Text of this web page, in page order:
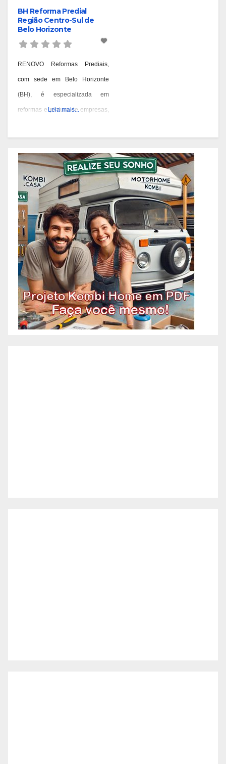
BH Reforma Predial
Região Centro-Sul de
Belo Horizonte
RENOVO Reformas Prediais,
com sede em Belo Horizonte
(BH), é especializada em
reformas e pintura de empresas,
experiência desde 1978 e são
conhecidos por seus serviços de
qualidade em BH. Você pode
contatá-los pelos telefones 31
3473-2000, 3357-1961 ou
98687-2000 se você está
pensando em reformar ou pintar
a fachada da sua empresa,
condomínio ou
Leia mais...